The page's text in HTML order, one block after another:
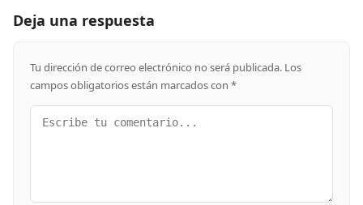
Deja una respuesta
Tu dirección de correo electrónico no será publicada. Los
campos obligatorios están marcados con *